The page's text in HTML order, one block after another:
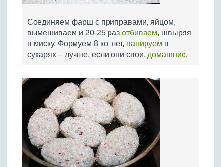
Соединяем фарш с приправами, яйцом,
вымешиваем и 20-25 раз отбиваем, швыряя
в миску. Формуем 8 котлет, панируем в
сухарях – лучше, если они свои, домашние.